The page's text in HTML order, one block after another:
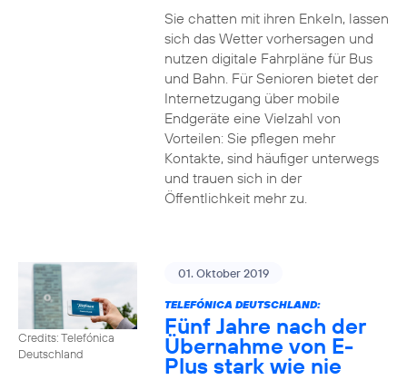
Sie chatten mit ihren Enkeln, lassen
sich das Wetter vorhersagen und
nutzen digitale Fahrpläne für Bus
und Bahn. Für Senioren bietet der
Internetzugang über mobile
Endgeräte eine Vielzahl von
Vorteilen: Sie pflegen mehr
Kontakte, sind häufiger unterwegs
und trauen sich in der
Öffentlichkeit mehr zu.
Credits: Telefónica
Deutschland
01. Oktober 2019
TELEFÓNICA DEUTSCHLAND:
Fünf Jahre nach der
Übernahme von E-
Plus stark wie nie